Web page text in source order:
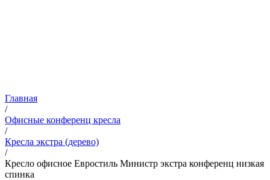
Главная
/
Офисные конференц кресла
/
Кресла экстра (дерево)
/
Кресло офисное Евростиль Министр экстра конференц низкая
спинка